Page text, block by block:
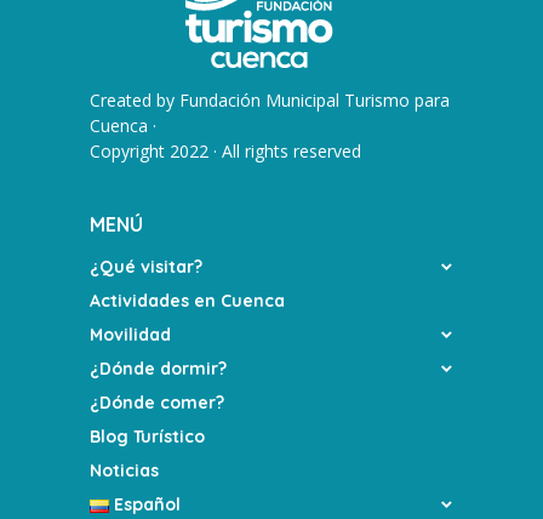
Created by Fundación Municipal Turismo para
Cuenca ·
Copyright 2022 · All rights reserved
MENÚ
¿Qué visitar?
Actividades en Cuenca
Movilidad
¿Dónde dormir?
¿Dónde comer?
Blog Turístico
Noticias
Español